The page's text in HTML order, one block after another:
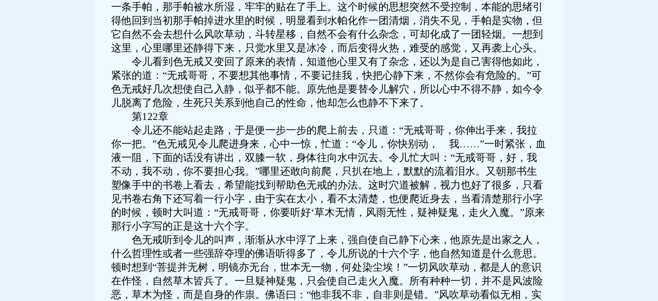
一条手帕，那手帕被水所湿，牢牢的贴在了手上。这个时候的思想突然不受控制，本能的思绪引
得他回到当初那手帕掉进水里的时候，明显看到水帕化作一团清烟，消失不见，手帕是实物，但
它自然不会去想什么风吹草动，斗转星移，自然不会有什么杂念，可却化成了一团轻烟。一想到
这里，心里哪里还静得下来，只觉水里又是冰冷，而后变得火热，难受的感觉，又再袭上心头。
令儿看到色无戒又变回了原来的表情，知道他心里又有了杂念，还以为是自己害得他如此，
紧张的道：“无戒哥哥，不要想其他事情，不要记挂我，快把心静下来，不然你会有危险的。”可
色无戒好几次想使自己入静，似乎都不能。原先他是要替令儿解穴，所以心中不得不静，如今令
儿脱离了危险，生死只关系到他自己的性命，他却怎么也静不下来了。
第122章
令儿还不能站起走路，于是便一步一步的爬上前去，只道：“无戒哥哥，你伸出手来，我拉
你一把。”色无戒见令儿爬进身来，心中一惊，忙道：“令儿，你快别动， 我……”一时紧张，血
液一阻，下面的话没有讲出，双膝一软，身体往向水中沉去。令儿忙大叫：“无戒哥哥，好，我
不动，我不动，你不要担心我。”哪里还敢向前爬，只扒在地上，默默的流着泪水。又朝那书生
塑像手中的书卷上看去，希望能找到帮助色无戒的办法。这时穴道被解，视力也好了很多，只看
见书卷右角下还写着一行小字，由于实在太小，看不太清楚，也便爬近身去，当看清楚那行小字
的时候，顿时大叫道：“无戒哥哥，你要听好‘草木无情，风雨无性，疑神疑鬼，走火入魔。”原来
那行小字写的正是这十六个字。
色无戒听到令儿的叫声，渐渐从水中浮了上来，强自使自己静下心来，他原先是出家之人，
什么哲理性或者一些强辞夺理的佛语听得多了，令儿所说的十六个字，他自然知道是什么意思。
顿时想到“菩提并无树，明镜亦无台，世本无一物，何处染尘埃！”一切风吹草动，都是人的意识
在作怪，自然草木皆兵了。一旦疑神疑鬼，只会使自己走火入魔。所有种种一切，并不是风波险
恶，草木为怪，而是自身的作祟。佛语曰：“他非我不非，自非则是错。”风吹草动看似无相，实